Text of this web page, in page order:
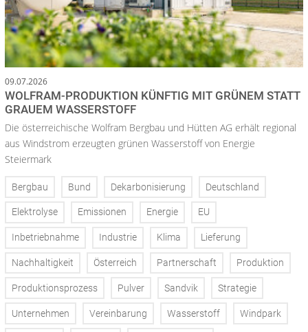
09.07.2026
WOLFRAM-PRODUKTION KÜNFTIG MIT GRÜNEM STATT
GRAUEM WASSERSTOFF
Die österreichische Wolfram Bergbau und Hütten AG erhält regional
aus Windstrom erzeugten grünen Wasserstoff von Energie
Steiermark
Bergbau Bund Dekarbonisierung Deutschland
Elektrolyse Emissionen Energie EU
Inbetriebnahme Industrie Klima Lieferung
Nachhaltigkeit Österreich Partnerschaft Produktion
Produktionsprozess Pulver Sandvik Strategie
Unternehmen Vereinbarung Wasserstoff Windpark